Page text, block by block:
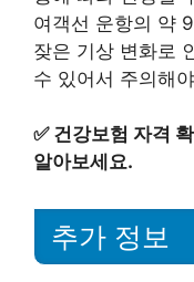
여객선 운항의 약
잦은 기상 변화로
수 있어서 주의해
✅ 건강보험 자격
알아보세요.
추가 정보